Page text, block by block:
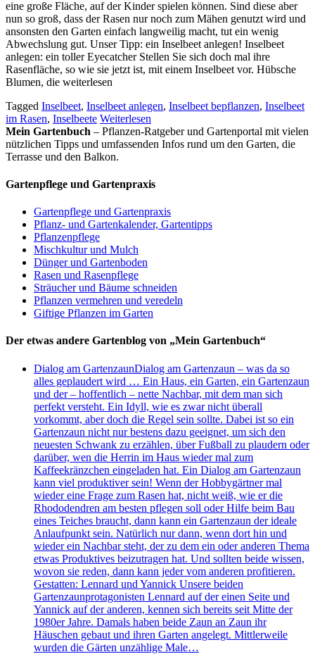
eine große Fläche, auf der Kinder spielen können. Sind diese aber
nun so groß, dass der Rasen nur noch zum Mähen genutzt wird und
ansonsten den Garten einfach langweilig macht, tut ein wenig
Abwechslung gut. Unser Tipp: ein Inselbeet anlegen! Inselbeet
anlegen: ein toller Eyecatcher Stellen Sie sich doch mal ihre
Rasenfläche, so wie sie jetzt ist, mit einem Inselbeet vor. Hübsche
Blumen, die weiterlesen
Tagged Inselbeet, Inselbeet anlegen, Inselbeet bepflanzen, Inselbeet
im Rasen, Inselbeete Weiterlesen
Mein Gartenbuch – Pflanzen-Ratgeber und Gartenportal mit vielen
nützlichen Tipps und umfassenden Infos rund um den Garten, die
Terrasse und den Balkon.
Gartenpflege und Gartenpraxis
Gartenpflege und Gartenpraxis
Pflanz- und Gartenkalender, Gartentipps
Pflanzenpflege
Mischkultur und Mulch
Dünger und Gartenboden
Rasen und Rasenpflege
Sträucher und Bäume schneiden
Pflanzen vermehren und veredeln
Giftige Pflanzen im Garten
Der etwas andere Gartenblog von „Mein Gartenbuch“
Dialog am GartenzaunDialog am Gartenzaun – was da so
alles geplaudert wird … Ein Haus, ein Garten, ein Gartenzaun
und der – hoffentlich – nette Nachbar, mit dem man sich
perfekt versteht. Ein Idyll, wie es zwar nicht überall
vorkommt, aber doch die Regel sein sollte. Dabei ist so ein
Gartenzaun nicht nur bestens dazu geeignet, um sich den
neuesten Schwank zu erzählen, über Fußball zu plaudern oder
darüber, wen die Herrin im Haus wieder mal zum
Kaffeekränzchen eingeladen hat. Ein Dialog am Gartenzaun
kann viel produktiver sein! Wenn der Hobbygärtner mal
wieder eine Frage zum Rasen hat, nicht weiß, wie er die
Rhododendren am besten pflegen soll oder Hilfe beim Bau
eines Teiches braucht, dann kann ein Gartenzaun der ideale
Anlaufpunkt sein. Natürlich nur dann, wenn dort hin und
wieder ein Nachbar steht, der zu dem ein oder anderen Thema
etwas Produktives beizutragen hat. Und sollten beide wissen,
wovon sie reden, dann kann jeder vom anderen profitieren.
Gestatten: Lennard und Yannick Unsere beiden
Gartenzaunprotagonisten Lennard auf der einen Seite und
Yannick auf der anderen, kennen sich bereits seit Mitte der
1980er Jahre. Damals haben beide Zaun an Zaun ihr
Häuschen gebaut und ihren Garten angelegt. Mittlerweile
wurden die Gärten unzählige Male…